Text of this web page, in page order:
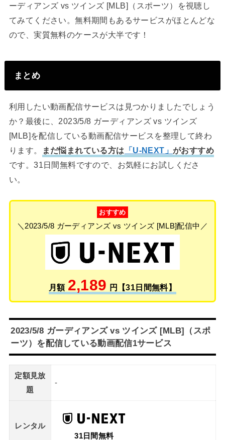
ーディアンズ vs ツインズ [MLB]（スポーツ）を視聴し
てみてください。無料期間もあるサービスがほとんどな
ので、実質無料のケースが大半です！
まとめ
利用したい動画配信サービスは見つかりましたでしょう
か？最後に、2023/5/8 ガーディアンズ vs ツインズ
[MLB]を配信している動画配信サービスを整理して終わ
ります。
まだ悩まれている方は 「U-NEXT」 がおすすめ
です。31日間無料ですので、お気軽にお試しくださ
い。
おすすめ
＼2023/5/8 ガーディアンズ vs ツインズ [MLB]配信中／
月額 2,189 円【31日間無料】
2023/5/8 ガーディアンズ vs ツインズ [MLB]（スポ
ーツ）を配信している動画配信1サービス
定額見放
題
-
レンタル
31日間無料